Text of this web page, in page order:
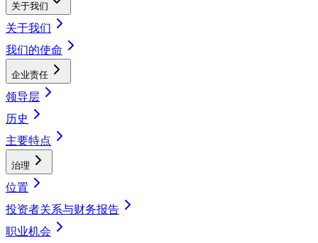
关于我们
关于我们
我们的使命
企业责任
领导层
历史
主要特点
治理
位置
投资者关系与财务报告
职业机会